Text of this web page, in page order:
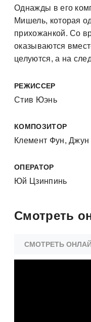
Однажды в его
Мишель, которая
прихожанкой. Со
оказываются
целуются, а на
мужчина теряет
на званом приеме,
РЕЖИССЕР
Стив Юэнь
КОМПОЗИТОР
Клемент Фун, Джун
ОПЕРАТОР
Юй Цзинпинь
Смотреть
СМОТРЕТЬ